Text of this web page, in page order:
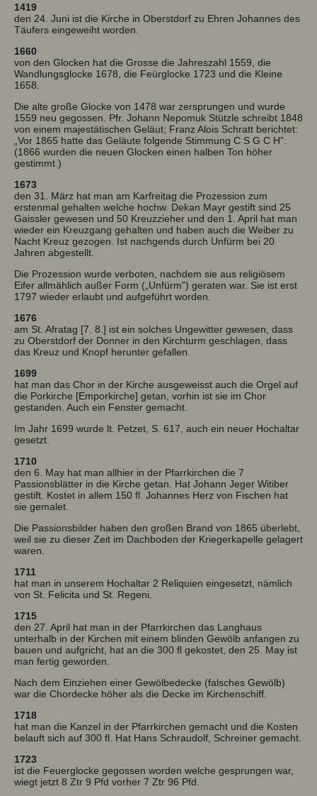
1419
den 24. Juni ist die Kirche in Oberstdorf zu Ehren Johannes des
Täufers eingeweiht worden.
1660
von den Glocken hat die Grosse die Jahreszahl 1559, die
Wandlungsglocke 1678, die Feürglocke 1723 und die Kleine
1658.
Die alte große Glocke von 1478 war zersprungen und wurde
1559 neu gegossen. Pfr. Johann Nepomuk Stützle schreibt 1848
von einem majestätischen Geläut; Franz Alois Schratt berichtet:
„Vor 1865 hatte das Geläute folgende Stimmung C S G C H”.
(1866 wurden die neuen Glocken einen halben Ton höher
gestimmt.)
1673
den 31. März hat man am Karfreitag die Prozession zum
erstenmal gehalten welche hochw. Dekan Mayr gestift sind 25
Gaissler gewesen und 50 Kreuzzieher und den 1. April hat man
wieder ein Kreuzgang gehalten und haben auch die Weiber zu
Nacht Kreuz gezogen. Ist nachgends durch Unfürm bei 20
Jahren abgestellt.
Die Prozession wurde verboten, nachdem sie aus religiösem
Eifer allmählich außer Form („Unfürm”) geraten war. Sie ist erst
1797 wieder erlaubt und aufgeführt worden.
1676
am St. Afratag [7. 8.] ist ein solches Ungewitter gewesen, dass
zu Oberstdorf der Donner in den Kirchturm geschlagen, dass
das Kreuz und Knopf herunter gefallen.
1699
hat man das Chor in der Kirche ausgeweisst auch die Orgel auf
die Porkirche [Emporkirche] getan, vorhin ist sie im Chor
gestanden. Auch ein Fenster gemacht.
Im Jahr 1699 wurde lt. Petzet, S. 617, auch ein neuer Hochaltar
gesetzt.
1710
den 6. May hat man allhier in der Pfarrkirchen die 7
Passionsblätter in die Kirche getan. Hat Johann Jeger Witiber
gestift. Kostet in allem 150 fl. Johannes Herz von Fischen hat
sie gemalet.
Die Passionsbilder haben den großen Brand von 1865 überlebt,
weil sie zu dieser Zeit im Dachboden der Kriegerkapelle gelagert
waren.
1711
hat man in unserem Hochaltar 2 Reliquien eingesetzt, nämlich
von St. Felicita und St. Regeni.
1715
den 27. April hat man in der Pfarrkirchen das Langhaus
unterhalb in der Kirchen mit einem blinden Gewölb anfangen zu
bauen und aufgricht, hat an die 300 fl gekostet, den 25. May ist
man fertig geworden.
Nach dem Einziehen einer Gewölbedecke (falsches Gewölb)
war die Chordecke höher als die Decke im Kirchenschiff.
1718
hat man die Kanzel in der Pfarrkirchen gemacht und die Kosten
belauft sich auf 300 fl. Hat Hans Schraudolf, Schreiner gemacht.
1723
ist die Feuerglocke gegossen worden welche gesprungen war,
wiegt jetzt 8 Ztr 9 Pfd vorher 7 Ztr 96 Pfd.